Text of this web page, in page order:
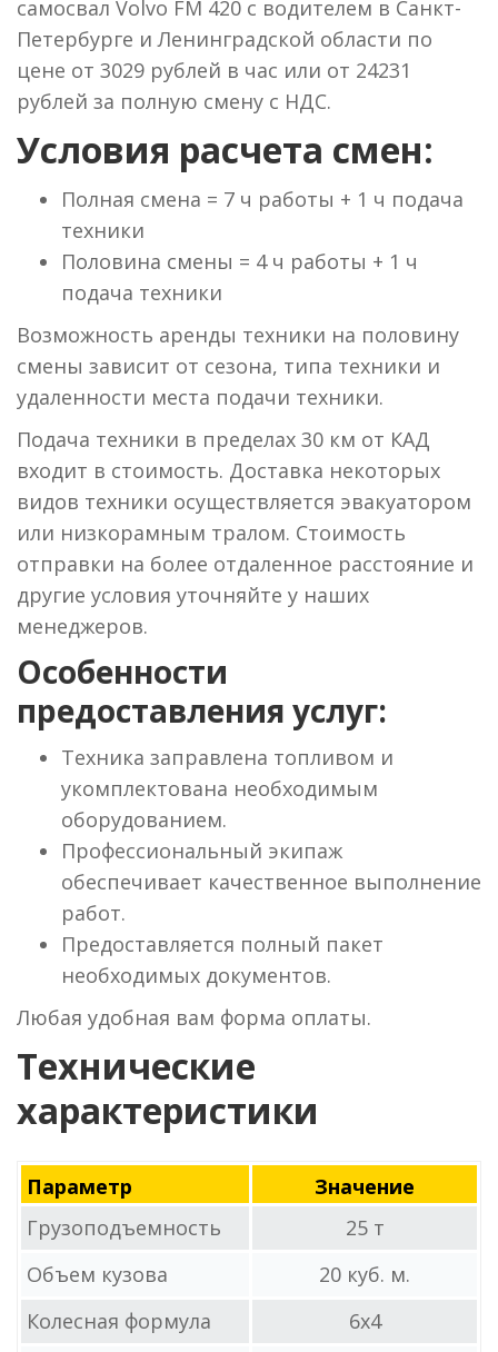
самосвал Volvo FM 420 с водителем в Санкт-
Петербурге и Ленинградской области по
цене от 3029 рублей в час или от 24231
рублей за полную смену с НДС.
Условия расчета смен:
Полная смена = 7 ч работы + 1 ч подача
техники
Половина смены = 4 ч работы + 1 ч
подача техники
Возможность аренды техники на половину
смены зависит от сезона, типа техники и
удаленности места подачи техники.
Подача техники в пределах 30 км от КАД
входит в стоимость. Доставка некоторых
видов техники осуществляется эвакуатором
или низкорамным тралом. Стоимость
отправки на более отдаленное расстояние и
другие условия уточняйте у наших
менеджеров.
Особенности
предоставления услуг:
Техника заправлена топливом и
укомплектована необходимым
оборудованием.
Профессиональный экипаж
обеспечивает качественное выполнение
работ.
Предоставляется полный пакет
необходимых документов.
Любая удобная вам форма оплаты.
Технические
характеристики
Параметр
Значение
Грузоподъемность
25 т
Объем кузова
20 куб. м.
Колесная формула
6x4